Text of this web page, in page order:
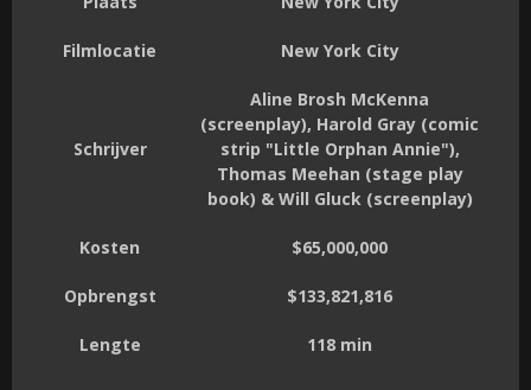
Filmlocatie New York City
Schrijver
Aline Brosh McKenna
(screenplay), Harold Gray (comic
strip "Little Orphan Annie"),
Thomas Meehan (stage play
book) & Will Gluck (screenplay)
Kosten $65,000,000
Opbrengst $133,821,816
Lengte 118 min